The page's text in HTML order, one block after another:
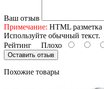
Ваш отзыв
Примечание: HTML разметка
Используйте обычный текст.
Рейтинг Плохо
Оставить отзыв
Похожие товары